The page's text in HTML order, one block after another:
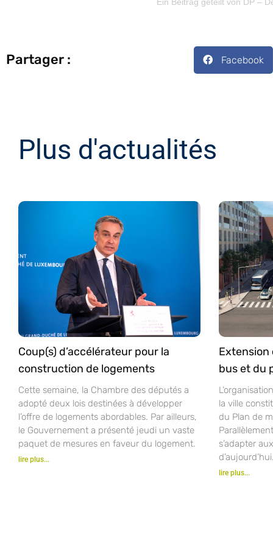
Partager : Facebook
Plus d'actualités
Coup(s) d’accélérateur pour la
construction de logements
Cette semaine, la Chambre des députés a
adopté deux lois destinées à développer
l’offre de logements abordables. Par ailleurs,
le Gouvernement a présenté jeudi un vaste
paquet de mesures en faveur du logement.
lire plus...
Extension
bus et du
la ville
du Plan de
s’adapter
d’aujourd’hui.
lire plus...